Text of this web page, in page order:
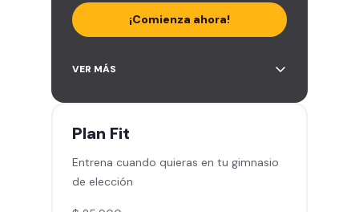
¡Comienza ahora!
Acceso a más de 2.000 gimnasios
5 invitaciones al mes en el
1 Pase VIP de 15 días para un amigo
Smart Fit app – Tu plan de
entrenamiento personalizado
VER MÁS
Plan Fit
Entrena cuando quieras en tu gimnasio
de elección